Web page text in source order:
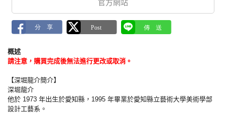
官方網站
概述
請注意，購買完成後無法進行更改或取消。
【深堀龍介簡介】
深堀龍介
他於 1973 年出生於愛知縣，1995 年畢業於愛知縣立藝術大學美術學部
設計工藝系。